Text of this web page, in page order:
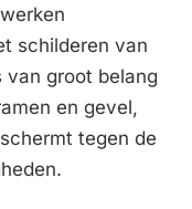
schilderen van
van groot belang
en gevel,
tegen de